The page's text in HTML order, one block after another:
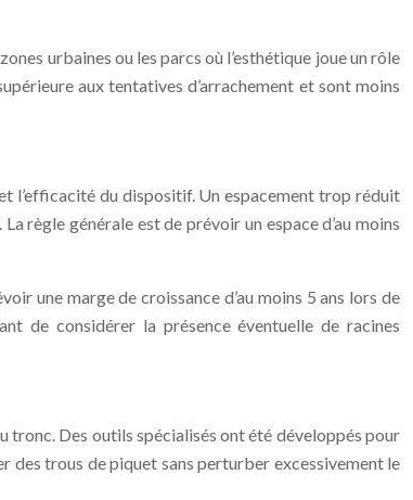
urbaines ou les parcs où l’esthétique joue un rôle
aux tentatives d’arrachement et sont moins
l’efficacité du dispositif. Un espacement trop réduit
règle générale est de prévoir un espace d’au moins
une marge de croissance d’au moins 5 ans lors de
de considérer la présence éventuelle de racines
tronc. Des outils spécialisés ont été développés pour
des trous de piquet sans perturber excessivement le